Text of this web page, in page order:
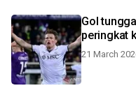
Gol
peringkat
21 March